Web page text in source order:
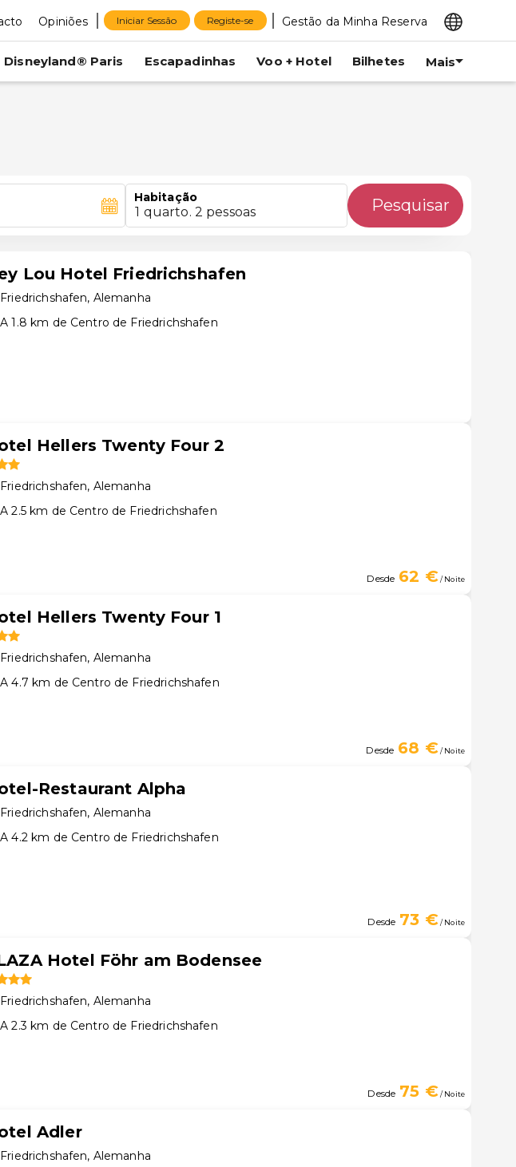
Opiniões Iniciar Sessão Registe-se Gestão da Minha Reserva
Disneyland® Paris Escapadinhas Voo + Hotel Bilhetes Mais
Habitação
1 quarto. 2 pessoas Pesquisar
Lou Hotel Friedrichshafen
Friedrichshafen, Alemanha
A 1.8 km de Centro de Friedrichshafen
Hellers Twenty Four 2
Friedrichshafen, Alemanha
A 2.5 km de Centro de Friedrichshafen
Desde 62 €/ Noite
Hellers Twenty Four 1
Friedrichshafen, Alemanha
A 4.7 km de Centro de Friedrichshafen
Desde 68 €/ Noite
Restaurant Alpha
Friedrichshafen, Alemanha
A 4.2 km de Centro de Friedrichshafen
Desde 73 €/ Noite
Hotel Föhr am Bodensee
Friedrichshafen, Alemanha
A 2.3 km de Centro de Friedrichshafen
Desde 75 €/ Noite
Adler
Friedrichshafen, Alemanha